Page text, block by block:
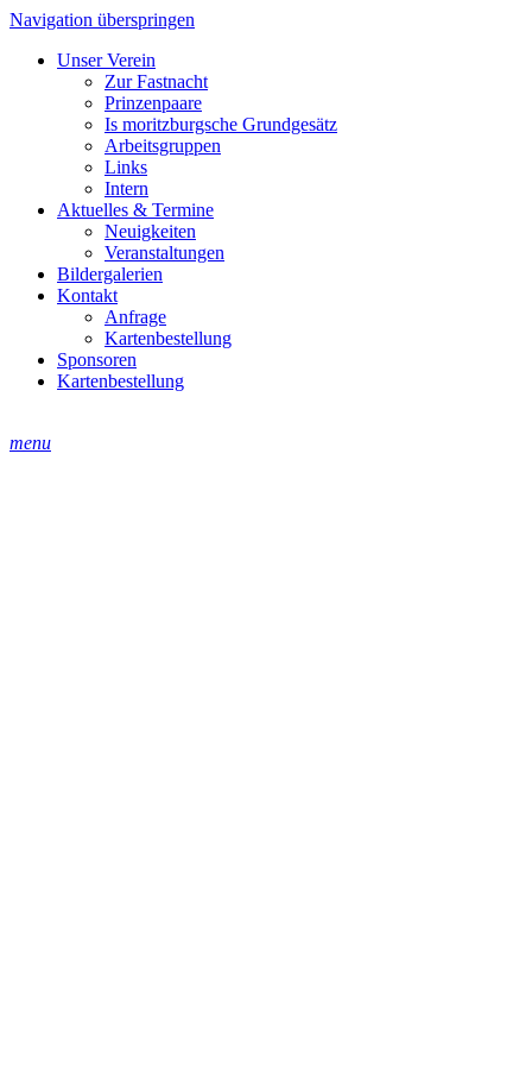
Navigation überspringen
Unser Verein
Zur Fastnacht
Prinzenpaare
Is moritzburgsche Grundgesätz
Arbeitsgruppen
Links
Intern
Aktuelles & Termine
Neuigkeiten
Veranstaltungen
Bildergalerien
Kontakt
Anfrage
Kartenbestellung
Sponsoren
Kartenbestellung
menu